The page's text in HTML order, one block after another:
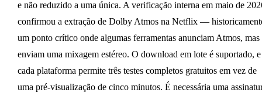
e não reduzido a uma única. A verificação interna em maio de
confirmou a extração de Dolby Atmos na Netflix —
um ponto crítico onde algumas ferramentas anunciam Atmos, mas
enviam uma mixagem estéreo. O download em lote é suportado, e
cada plataforma permite três testes completos gratuitos em vez de
uma pré-visualização de cinco minutos. É necessária uma